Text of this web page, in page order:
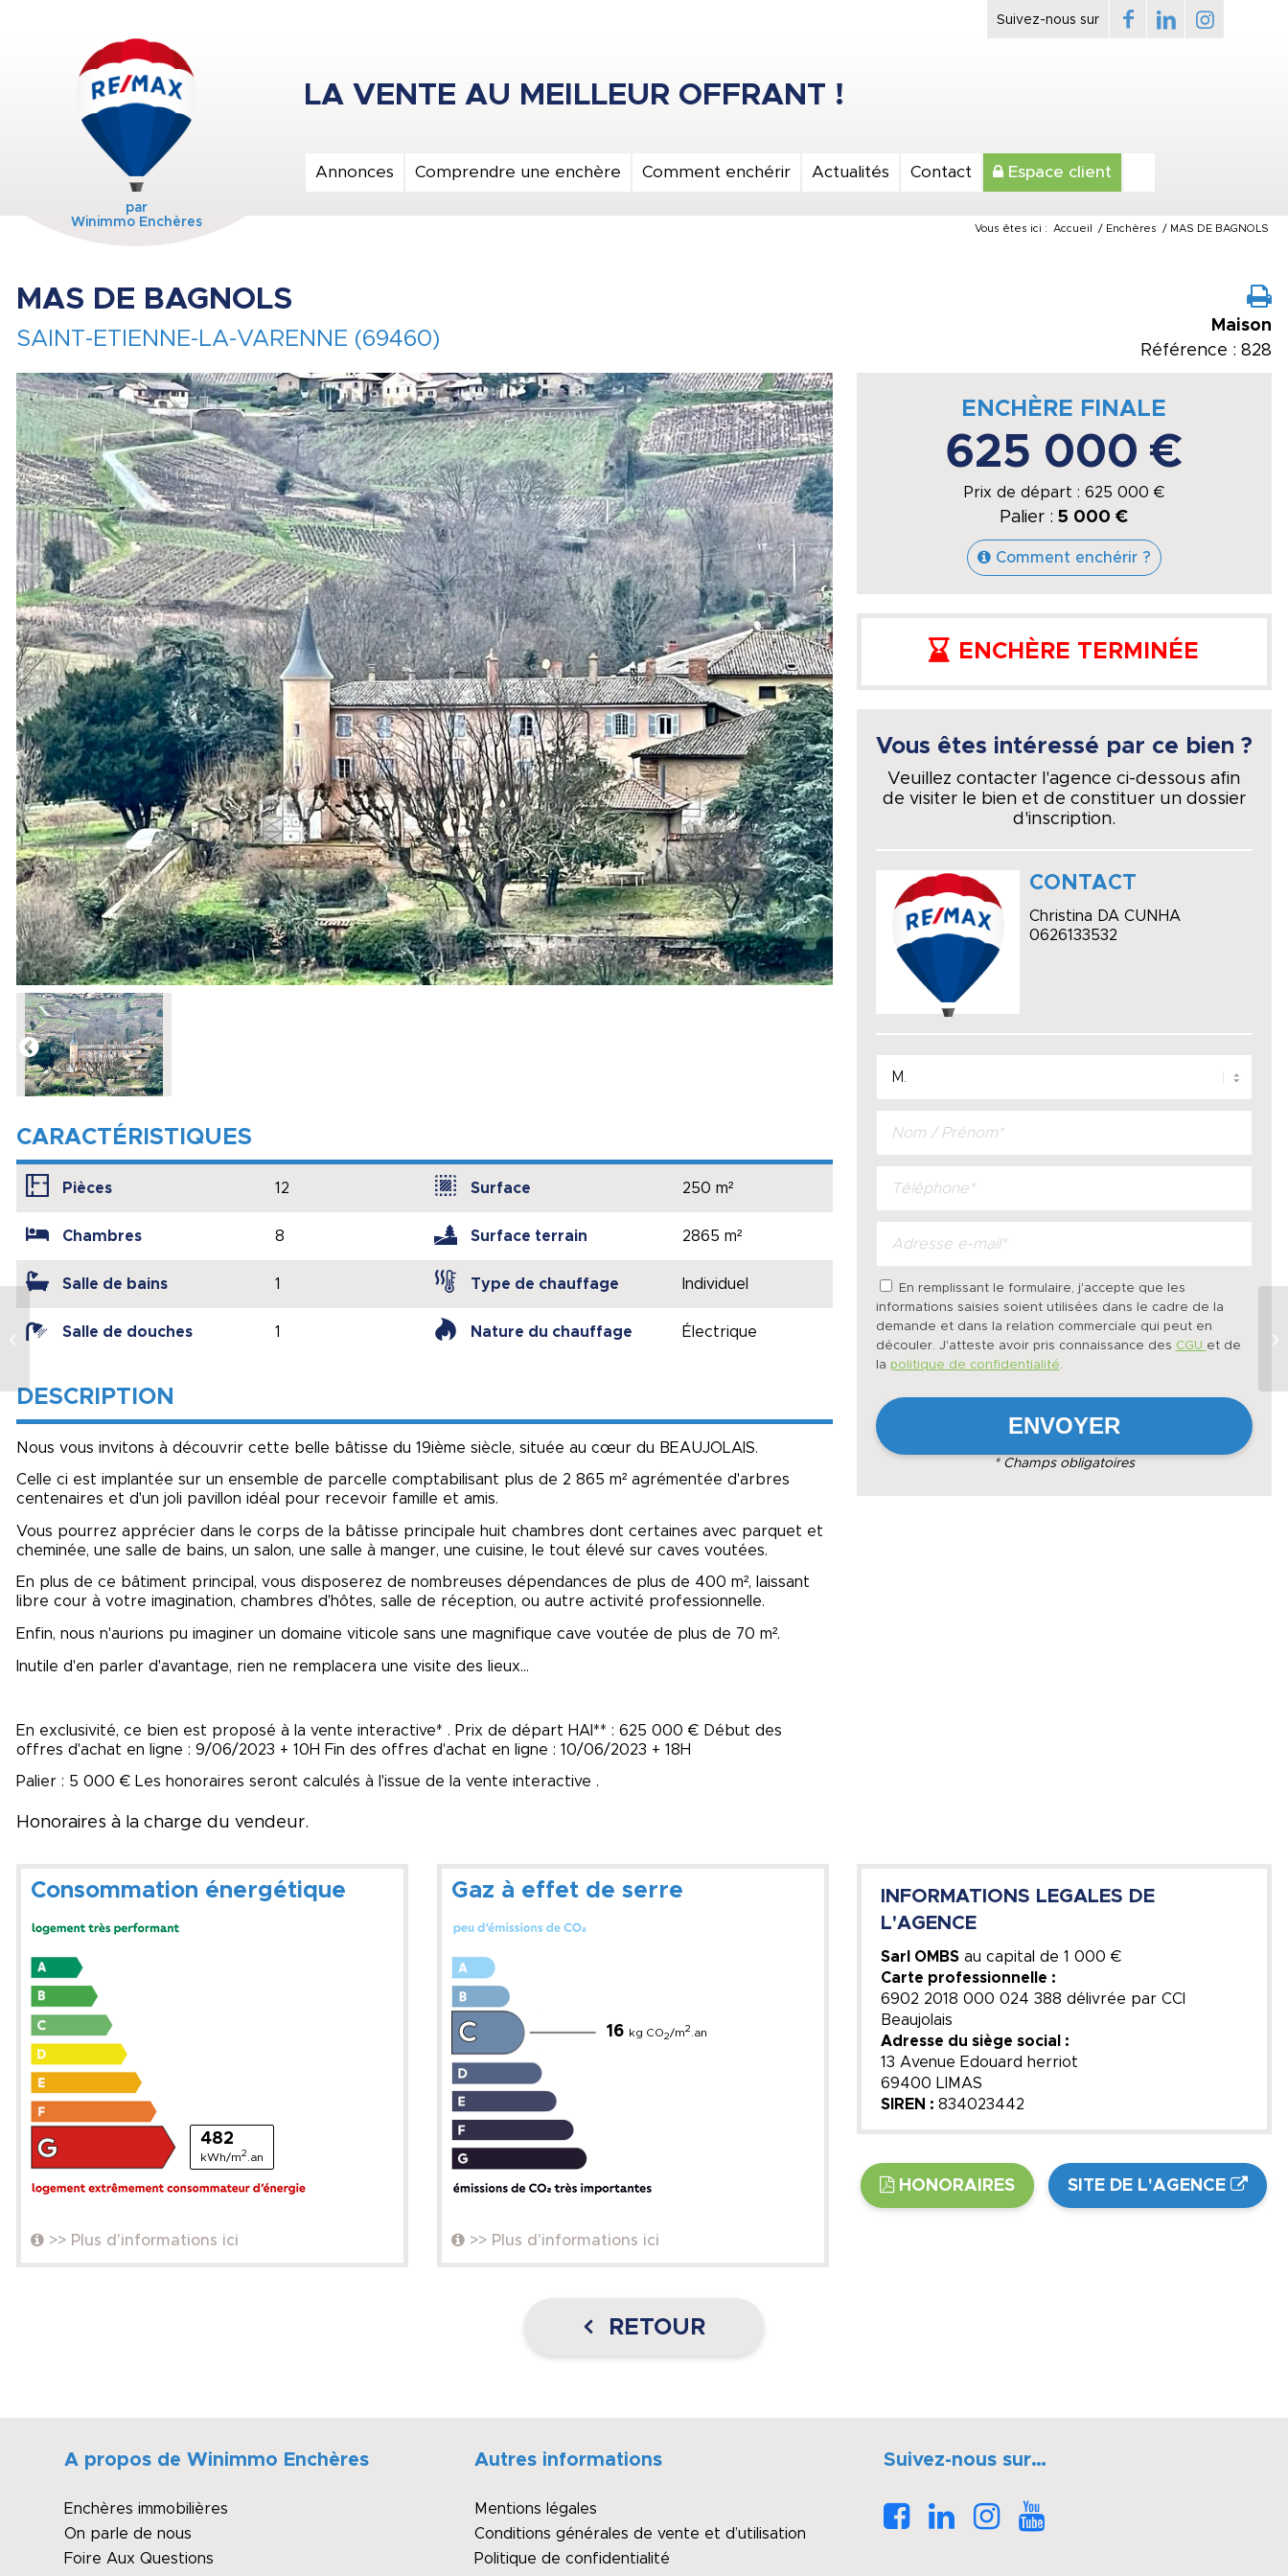
par
Winimmo Enchères
Annonces Comprendre une enchère Comment enchérir Actualités Contact Espace client
Vous êtes ici : Accueil / Enchères / MAS DE BAGNOLS
MAS DE BAGNOLS
SAINT-ETIENNE-LA-VARENNE (69460)
Maison
Référence : 828
CARACTÉRISTIQUES
Pièces 12
Chambres 8
Salle de bains 1
Salle de douches 1
Surface 250 m²
Surface terrain 2865 m²
Type de chauffage Individuel
Nature du chauffage Électrique
DESCRIPTION
Nous vous invitons à découvrir cette belle bâtisse du 19ième siècle, située au cœur du BEAUJOLAIS.
Celle ci est implantée sur un ensemble de parcelle comptabilisant plus de 2 865 m² agrémentée d'arbres
centenaires et d'un joli pavillon idéal pour recevoir famille et amis.
Vous pourrez apprécier dans le corps de la bâtisse principale huit chambres dont certaines avec parquet et
cheminée, une salle de bains, un salon, une salle à manger, une cuisine, le tout élevé sur caves voutées.
En plus de ce bâtiment principal, vous disposerez de nombreuses dépendances de plus de 400 m², laissant
libre cour à votre imagination, chambres d'hôtes, salle de réception, ou autre activité professionnelle.
Enfin, nous n'aurions pu imaginer un domaine viticole sans une magnifique cave voutée de plus de 70 m².
Inutile d'en parler d'avantage, rien ne remplacera une visite des lieux...
En exclusivité, ce bien est proposé à la vente interactive* . Prix de départ HAI** : 625 000 € Début des
offres d'achat en ligne : 9/06/2023 + 10H Fin des offres d'achat en ligne : 10/06/2023 + 18H
Palier : 5 000 € Les honoraires seront calculés à l'issue de la vente interactive .
Honoraires à la charge du vendeur.
ENCHÈRE FINALE
625 000 €
Prix de départ : 625 000 €
Palier :5 000 €
Comment enchérir ?
ENCHÈRE TERMINÉE
Vous êtes intéressé par ce bien ?
Veuillez contacter l'agence ci-dessous afin
de visiter le bien et de constituer un dossier
d'inscription.
CONTACT
Christina DA CUNHA
0626133532
En remplissant le formulaire, j'accepte que les
informations saisies soient utilisées dans le cadre de la
demande et dans la relation commerciale qui peut en
découler. J'atteste avoir pris connaissance des CGU et de
la politique de confidentialité.
* Champs obligatoires
Consommation énergétique
482
kWh/m2 .an
>> Plus d'informations ici
Gaz à effet de serre
16 kg CO2/m2 .an
>> Plus d'informations ici
INFORMATIONS LEGALES DE
L'AGENCE
Sarl OMBSau capital de 1 000 €
Carte professionnelle :
6902 2018 000 024 388 délivrée par CCI
Beaujolais
Adresse du siège social :
13 Avenue Edouard herriot
69400 LIMAS
SIREN : 834023442
HONORAIRES SITE DE L'AGENCE
RETOUR
A propos de Winimmo Enchères
Enchères immobilières
On parle de nous
Foire Aux Questions
Autres informations
Mentions légales
Conditions générales de vente et d’utilisation
Politique de confidentialité
Suivez-nous sur…
Appartement 3